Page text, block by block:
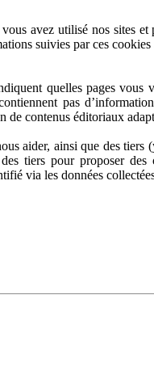
avez utilisé nos sites
suivies par ces
quelles pages vous
pas
de contenus éditoriaux
aider, ainsi que des tiers
tiers pour proposer des
via les données